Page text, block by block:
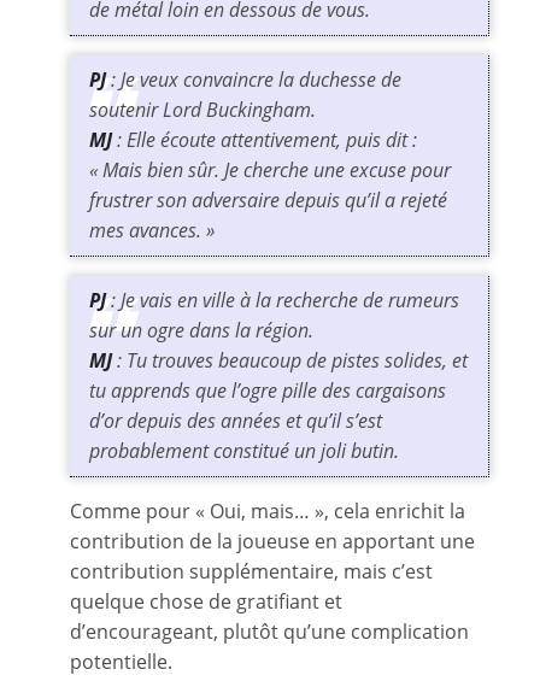
de métal loin en dessous de vous.
PJ: Je veux convaincre la duchesse de
soutenir Lord Buckingham.
MJ: Elle écoute attentivement, puis dit :
« Mais bien sûr. Je cherche une excuse pour
frustrer son adversaire depuis qu’il a rejeté
mes avances. »
PJ: Je vais en ville à la recherche de rumeurs
sur un ogre dans la région.
MJ: Tu trouves beaucoup de pistes solides, et
tu apprends que l’ogre pille des cargaisons
d’or depuis des années et qu’il s’est
probablement constitué un joli butin.
Comme pour « Oui, mais… », cela enrichit la
contribution de la joueuse en apportant une
contribution supplémentaire, mais c’est
quelque chose de gratifiant et
d’encourageant, plutôt qu’une complication
potentielle.